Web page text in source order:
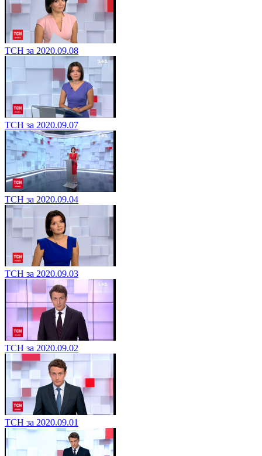
ТСН за 2020.09.08
ТСН за 2020.09.07
ТСН за 2020.09.04
ТСН за 2020.09.03
ТСН за 2020.09.02
ТСН за 2020.09.01